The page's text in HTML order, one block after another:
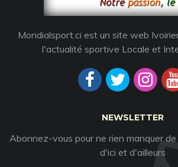
Mondialsport.ci est un site web
l'actualité sportive Locale et
NEWSLETTER
Abonnez-vous pour ne rien manquer
d'ici et d'ailleurs